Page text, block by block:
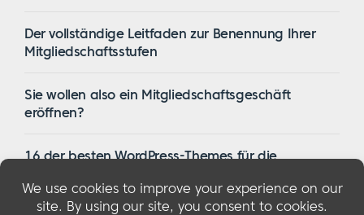
Der vollständige Leitfaden zur Benennung Ihrer
Mitgliedschaftsstufen
Sie wollen also ein Mitgliedschaftsgeschäft
eröffnen?
16 der besten WordPress-Themes für die